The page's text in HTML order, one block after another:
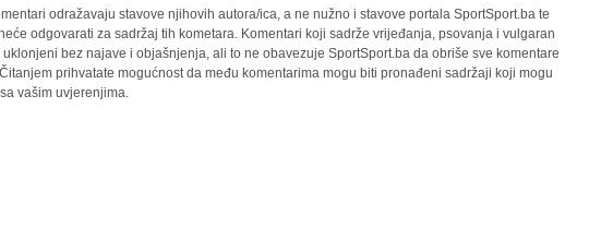
odražavaju stavove njihovih autora/ica, a ne nužno i stavove portala SportSport.ba te
odgovarati za sadržaj tih kometara. Komentari koji sadrže vrijeđanja, psovanja i vulgaran
bez najave i objašnjenja, ali to ne obavezuje SportSport.ba da obriše sve komentare
prihvatate mogućnost da među komentarima mogu biti pronađeni sadržaji koji mogu
vašim uvjerenjima.